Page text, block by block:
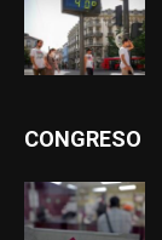
CONGRESO